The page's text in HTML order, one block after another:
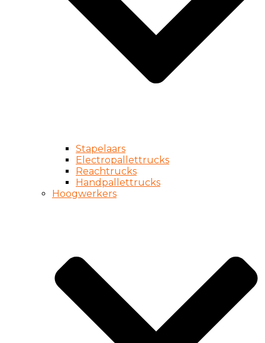
Stapelaars
Electropallettrucks
Reachtrucks
Handpallettrucks
Hoogwerkers